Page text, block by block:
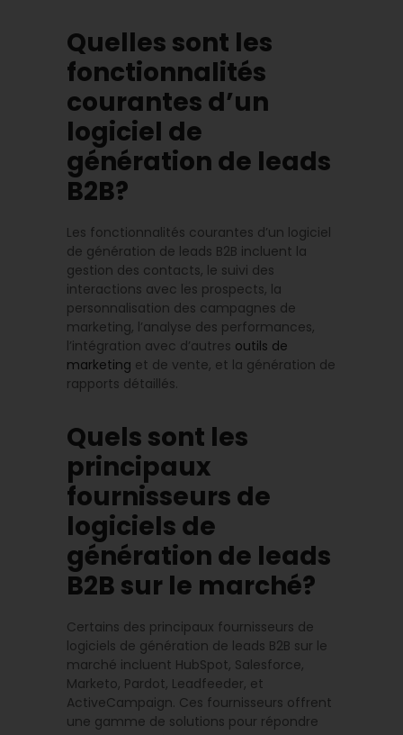
Quelles sont les
fonctionnalités
courantes d’un
logiciel de
génération de leads
B2B?
Les fonctionnalités courantes d’un logiciel
de génération de leads B2B incluent la
gestion des contacts, le suivi des
interactions avec les prospects, la
personnalisation des campagnes de
marketing, l’analyse des performances,
l’intégration avec d’autres outils de
marketing et de vente, et la génération de
rapports détaillés.
Quels sont les
principaux
fournisseurs de
logiciels de
génération de leads
B2B sur le marché?
Certains des principaux fournisseurs de
logiciels de génération de leads B2B sur le
marché incluent HubSpot, Salesforce,
Marketo, Pardot, Leadfeeder, et
ActiveCampaign. Ces fournisseurs offrent
une gamme de solutions pour répondre